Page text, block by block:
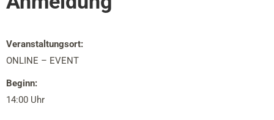
Veranstaltungsort:
ONLINE – EVENT
Beginn:
14:00 Uhr